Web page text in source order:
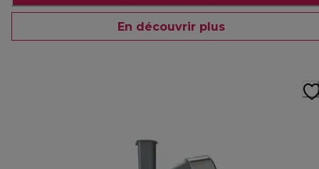
En découvrir plus